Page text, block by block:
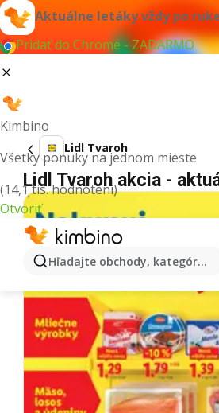
Aktuálne letáky vždy po
Pridať do Chrome - ZADARMO
Kimbino
Všetky ponuky na jednom mieste
(14,1 tis. hodnotení)
Otvoriť
Hľadajte obchody, kategórie,
Lidl Tvaroh
Lidl Tvaroh akcia -